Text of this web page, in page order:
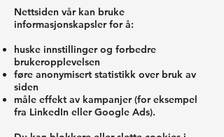
Nettsiden vår kan bruke
informasjonskapsler for å:
huske innstillinger og forbedre
brukeropplevelsen
føre anonymisert statistikk over bruk av
siden
måle effekt av kampanjer (for eksempel
fra LinkedIn eller Google Ads).